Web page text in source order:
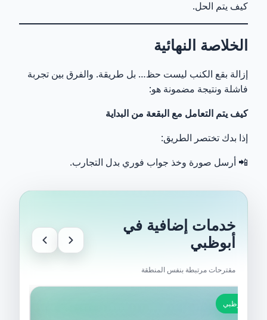
كيف يتم الحل.
الخلاصة النهائية
إزالة بقع الكنب ليست حظ… بل طريقة. والفرق بين تجربة
فاشلة ونتيجة مضمونة هو:
كيف يتم التعامل مع البقعة من البداية
إذا بدك تختصر الطريق:
📲 أرسل صورة وخذ جواب فوري بدل التجارب.
خدمات إضافية في
أبوظبي
مقترحات مرتبطة بنفس المنطقة
أبوظبي